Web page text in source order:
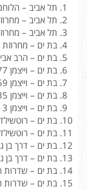
תל אביב – הלוחמים 2 ( ביה"ח וולפסון /
תל אביב – מחרוזת 4 ( מחרוזת / שד'
תל אביב – מחרוזת 24 ( מחרוזת /
בת ים – מחרוזת 44 ( מחרוזת / נרדור )
בת ים – הרב
בת ים – וייצמן 77 ( ויצמן / השלושה )
בת ים – וייצמן 59 ( ויצמן / קדושי לוצק )
בת ים – וייצמן 35 ( בית תרבות / ויצמן )
בת ים – וייצמן 3 ( ויצמן / רוטשילד )
בת ים – רוטשילד 33 ( רוטשילד / שדרות
בת ים – רוטשילד 19 ( רוטשילד /
בת ים – דרך בן גוריון 47 ( דרך בן
בת ים – דרך בן גוריון 63 ( חוף הסלע / דרך
בת ים – שדרות העצמאות 6 ( אמפי
בת ים – שדרות העצמאות 22 (